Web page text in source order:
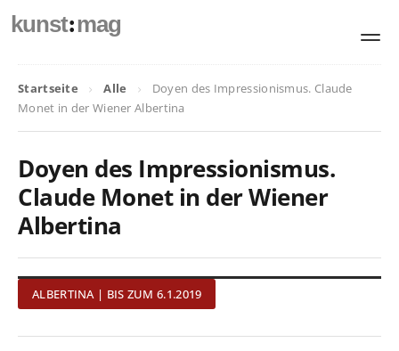
kunst:mag
Startseite Alle
Doyen des Impressionismus. Claude
Monet in der Wiener Albertina
Doyen des Impressionismus.
Claude Monet in der Wiener
Albertina
ALBERTINA | BIS ZUM 6.1.2019